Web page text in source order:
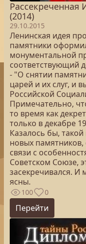
Рассекреченная
(2014)
29.10.2015
Ленинская идея
памятники
монументальной
соответствующий
- "О снятии
царей и их слуг, и
Российской
Примечательно,
то время как
только в декабре
Казалось бы, такой
новых
связи с
Советском Союзе,
засекречивался. И
ясны.
100 0
Перейти